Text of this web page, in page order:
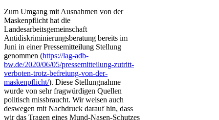
Zum Umgang mit Ausnahmen von der
Maskenpflicht hat die
Landesarbeitsgemeinschaft
Antidiskriminierungsberatung bereits im
Juni in einer Pressemitteilung Stellung
genommen (https://lag-adb-
bw.de/2020/06/05/pressemitteilung-zutritt-
verboten-trotz-befreiung-von-der-
maskenpflicht/). Diese Stellungnahme
wurde von sehr fragwürdigen Quellen
politisch missbraucht. Wir weisen auch
deswegen mit Nachdruck darauf hin, dass
wir das Tragen eines Mund-Nasen-Schutzes